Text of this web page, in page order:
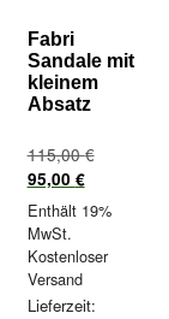
Fabri
Sandale mit
kleinem
Absatz
115,00€
war:
115,00 €
95,00 €Aktueller
Preis
ist:
95,00 €.
Enthält 19%
MwSt.
Kostenloser
Versand
Lieferzeit: